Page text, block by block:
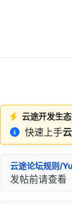
云途开发生
快速上手
发帖前请查看